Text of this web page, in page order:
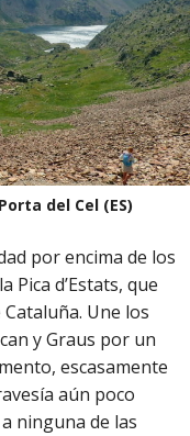
del Cel (ES)
por encima de los
Pica d’Estats, que
Une los
y Graus por un
escasamente
aún poco
ninguna de las